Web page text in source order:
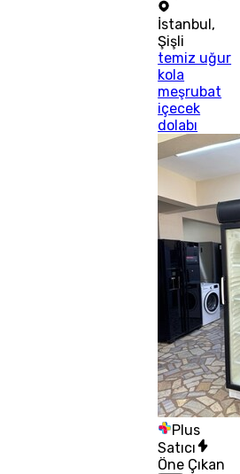
İstanbul,
Şişli
temiz uğur
kola
meşrubat
içecek
dolabı
Plus
Satıcı
Öne Çıkan